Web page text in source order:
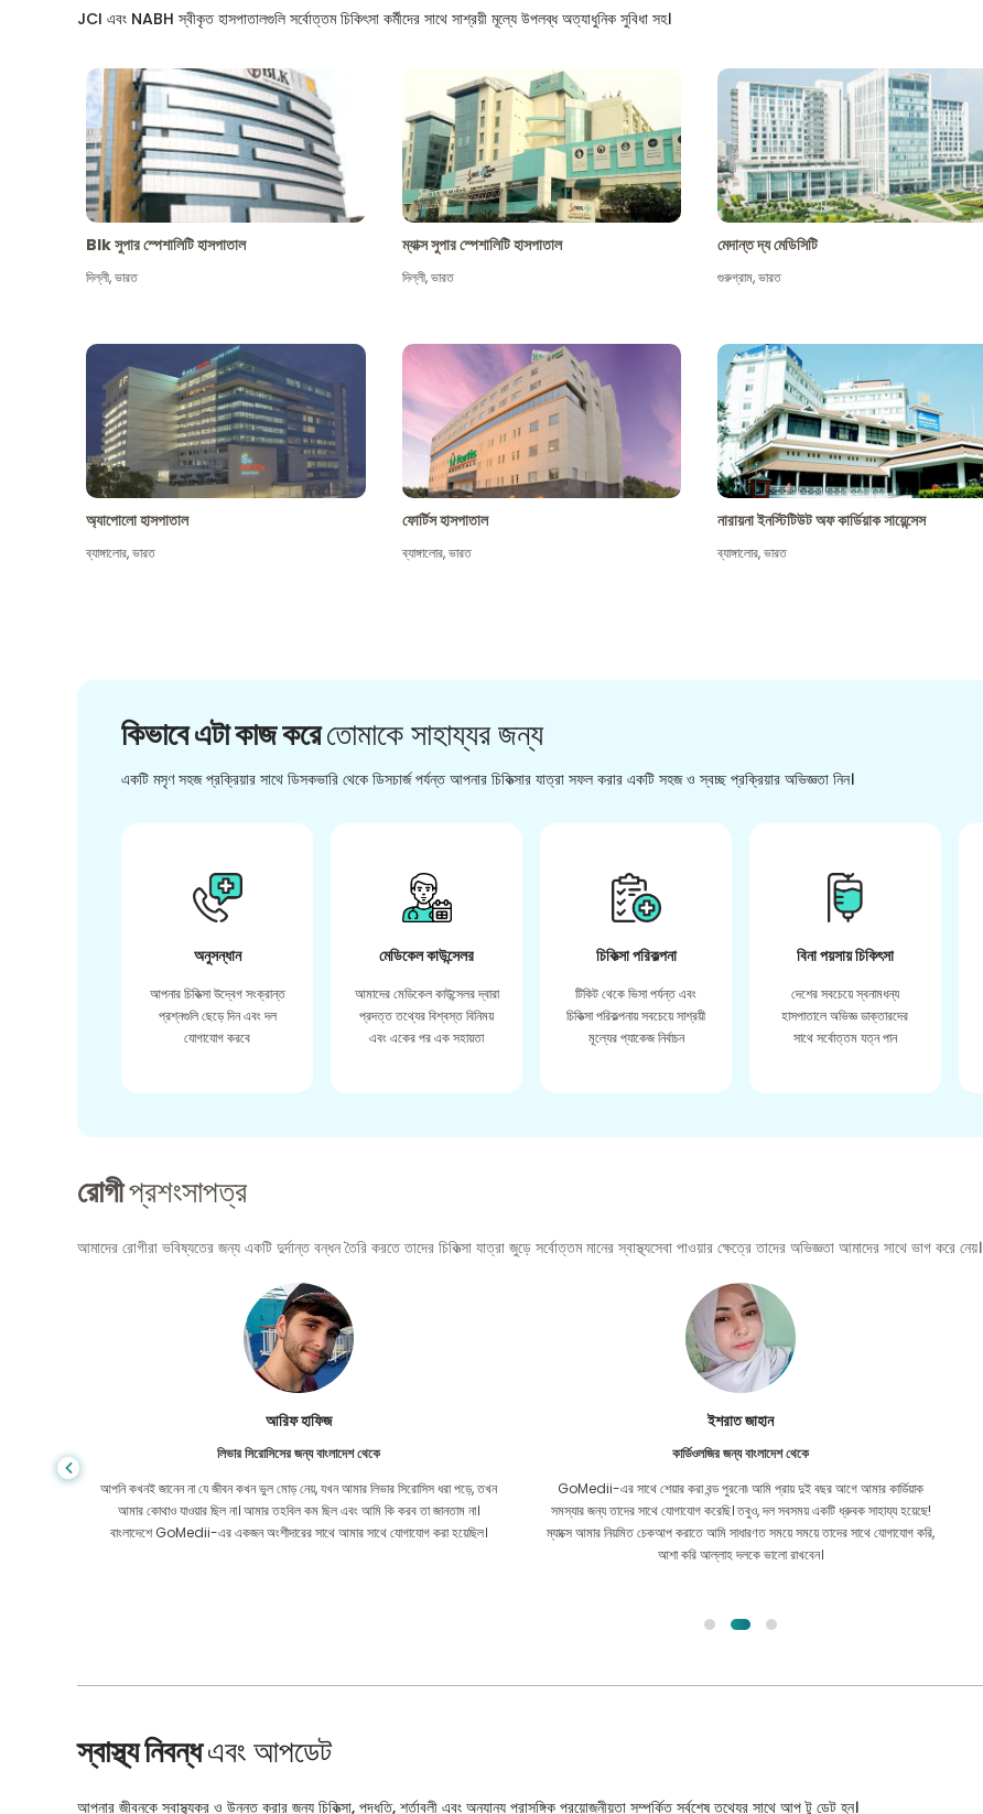
JCI এবং NABH স্বীকৃত হাসপাতালগুলি সর্বোত্তম চিকিৎসা কর্মীদের সাথে সাশ্রয়ী মূল্যে উপলব্ধ অত্যাধুনিক সুবিধা সহ।
Blk সুপার স্পেশালিটি হাসপাতাল
দিল্লী,ভারত
ম্যাক্স সুপার স্পেশালিটি হাসপাতাল
দিল্লী,ভারত
মেদান্ত দ্য মেডিসিটি
গুরুগ্রাম,ভারত
অ্যাপোলো হাসপাতাল
ব্যাঙ্গালোর,ভারত
ফোর্টিস হাসপাতাল
ব্যাঙ্গালোর,ভারত
নারায়না ইনস্টিটিউট অফ কার্ডিয়াক সায়েন্সেস
ব্যাঙ্গালোর,ভারত
কিভাবে এটা কাজ করেতোমাকে সাহায্যর জন্য
একটি মসৃণ সহজ প্রক্রিয়ার সাথে ডিসকভারি থেকে ডিসচার্জ পর্যন্ত আপনার চিকিত্সার যাত্রা সফল করার একটি সহজ ও স্বচ্ছ প্রক্রিয়ার অভিজ্ঞতা নিন।
অনুসন্ধান
আপনার চিকিত্সা উদ্বেগ সংক্রান্ত
প্রশ্নগুলি ছেড়ে দিন এবং দল
যোগাযোগ করবে
মেডিকেল কাউন্সেলর
আমাদের মেডিকেল কাউন্সেলর দ্বারা
প্রদত্ত তথ্যের বিশ্বস্ত বিনিময়
এবং একের পর এক সহায়তা
চিকিত্সা পরিকল্পনা
টিকিট থেকে ভিসা পর্যন্ত এবং
চিকিত্সা পরিকল্পনায় সবচেয়ে সাশ্রয়ী
মূল্যের প্যাকেজ নির্বাচন
বিনা পয়সায় চিকিৎসা
দেশের সবচেয়ে স্বনামধন্য
হাসপাতালে অভিজ্ঞ ডাক্তারদের
সাথে সর্বোত্তম যত্ন পান
রোগীপ্রশংসাপত্র
আমাদের রোগীরা ভবিষ্যতের জন্য একটি দুর্দান্ত বন্ধন তৈরি করতে তাদের চিকিত্সা যাত্রা জুড়ে সর্বোত্তম মানের স্বাস্থ্যসেবা পাওয়ার ক্ষেত্রে তাদের অভিজ্ঞতা আমাদের সাথে ভাগ করে নেয়।
আরিফ হাফিজ
লিভার সিরোসিসের জন্য বাংলাদেশ থেকে
আপনি কখনই জানেন না যে জীবন কখন ভুল মোড় নেয়, যখন আমার লিভার সিরোসিস ধরা পড়ে, তখন
আমার কোথাও যাওয়ার ছিল না। আমার তহবিল কম ছিল এবং আমি কি করব তা জানতাম না।
বাংলাদেশে GoMedii-এর একজন অংশীদারের সাথে আমার সাথে যোগাযোগ করা হয়েছিল।
ইশরাত জাহান
কার্ডিওলজির জন্য বাংলাদেশ থেকে
GoMedii-এর সাথে শেয়ার করা বন্ড পুরনো৷ আমি প্রায় দুই বছর আগে আমার কার্ডিয়াক
সমস্যার জন্য তাদের সাথে যোগাযোগ করেছি। তবুও, দল সবসময় একটি ধ্রুবক সাহায্য হয়েছে!
ম্যাক্সে আমার নিয়মিত চেকআপ করাতে আমি সাধারণত সময়ে সময়ে তাদের সাথে যোগাযোগ করি,
আশা করি আল্লাহ দলকে ভালো রাখবেন।
স্বাস্থ্য নিবন্ধএবং আপডেট
আপনার জীবনকে স্বাস্থ্যকর ও উন্নত করার জন্য চিকিত্সা, পদ্ধতি, শর্তাবলী এবং অন্যান্য প্রাসঙ্গিক প্রয়োজনীয়তা সম্পর্কিত সর্বশেষ তথ্যের সাথে আপ টু ডেট হন।